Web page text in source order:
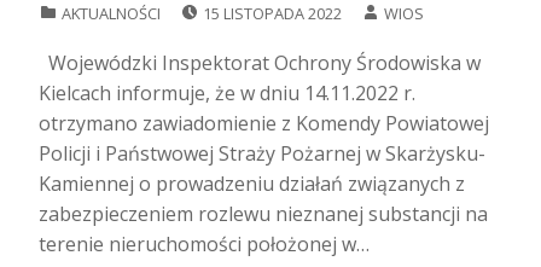
AKTUALNOŚCI 15 LISTOPADA 2022 WIOS
Wojewódzki Inspektorat Ochrony Środowiska w
Kielcach informuje, że w dniu 14.11.2022 r.
otrzymano zawiadomienie z Komendy Powiatowej
Policji i Państwowej Straży Pożarnej w Skarżysku-
Kamiennej o prowadzeniu działań związanych z
zabezpieczeniem rozlewu nieznanej substancji na
terenie nieruchomości położonej w…